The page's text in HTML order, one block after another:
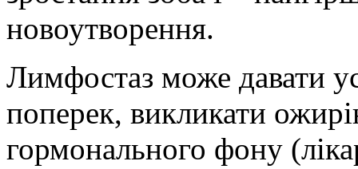
новоутворення.
Лимфостаз може давати
поперек, викликати
гормонального фону